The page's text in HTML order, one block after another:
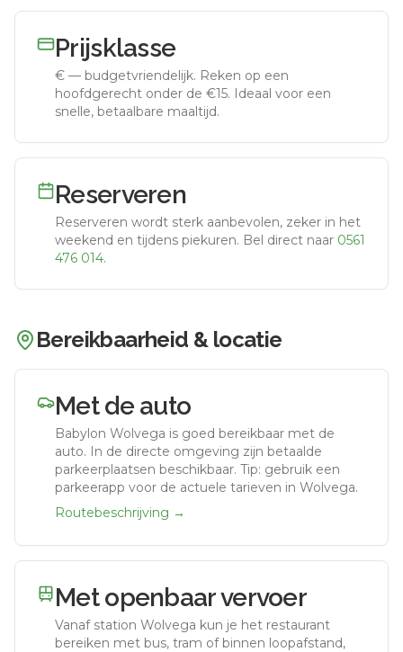
Prijsklasse
€ — budgetvriendelijk. Reken op een
hoofdgerecht onder de €15. Ideaal voor een
snelle, betaalbare maaltijd.
Reserveren
Reserveren wordt sterk aanbevolen, zeker in het
weekend en tijdens piekuren. Bel direct naar 0561
476 014.
Bereikbaarheid & locatie
Met de auto
Babylon Wolvega is goed bereikbaar met de
auto. In de directe omgeving zijn betaalde
parkeerplaatsen beschikbaar. Tip: gebruik een
parkeerapp voor de actuele tarieven in Wolvega.
Routebeschrijving →
Met openbaar vervoer
Vanaf station Wolvega kun je het restaurant
bereiken met bus, tram of binnen loopafstand,